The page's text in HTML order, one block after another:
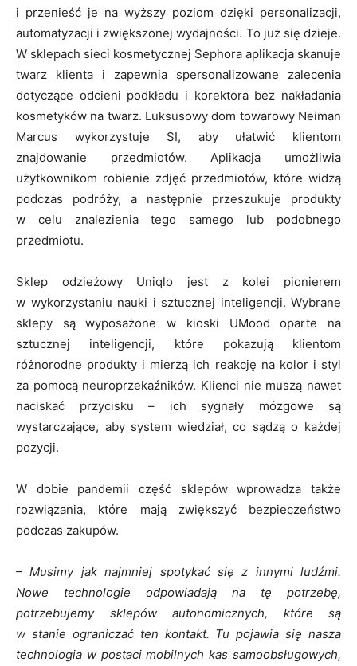
i przenieść je na wyższy poziom dzięki personalizacji,
automatyzacji i zwiększonej wydajności. To już się dzieje.
W sklepach sieci kosmetycznej Sephora aplikacja skanuje
twarz klienta i zapewnia spersonalizowane zalecenia
dotyczące odcieni podkładu i korektora bez nakładania
kosmetyków na twarz. Luksusowy dom towarowy Neiman
Marcus wykorzystuje SI, aby ułatwić klientom
znajdowanie przedmiotów. Aplikacja umożliwia
użytkownikom robienie zdjęć przedmiotów, które widzą
podczas podróży, a następnie przeszukuje produkty
w celu znalezienia tego samego lub podobnego
przedmiotu.
Sklep odzieżowy Uniqlo jest z kolei pionierem
w wykorzystaniu nauki i sztucznej inteligencji. Wybrane
sklepy są wyposażone w kioski UMood oparte na
sztucznej inteligencji, które pokazują klientom
różnorodne produkty i mierzą ich reakcję na kolor i styl
za pomocą neuroprzekaźników. Klienci nie muszą nawet
naciskać przycisku – ich sygnały mózgowe są
wystarczające, aby system wiedział, co sądzą o każdej
pozycji.
W dobie pandemii część sklepów wprowadza także
rozwiązania, które mają zwiększyć bezpieczeństwo
podczas zakupów.
– Musimy jak najmniej spotykać się z innymi ludźmi.
Nowe technologie odpowiadają na tę potrzebę,
potrzebujemy sklepów autonomicznych, które są
w stanie ograniczać ten kontakt. Tu pojawia się nasza
technologia w postaci mobilnych kas samoobsługowych,